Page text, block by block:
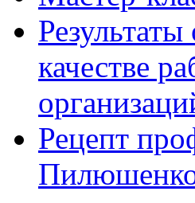
качестве
Рецепт